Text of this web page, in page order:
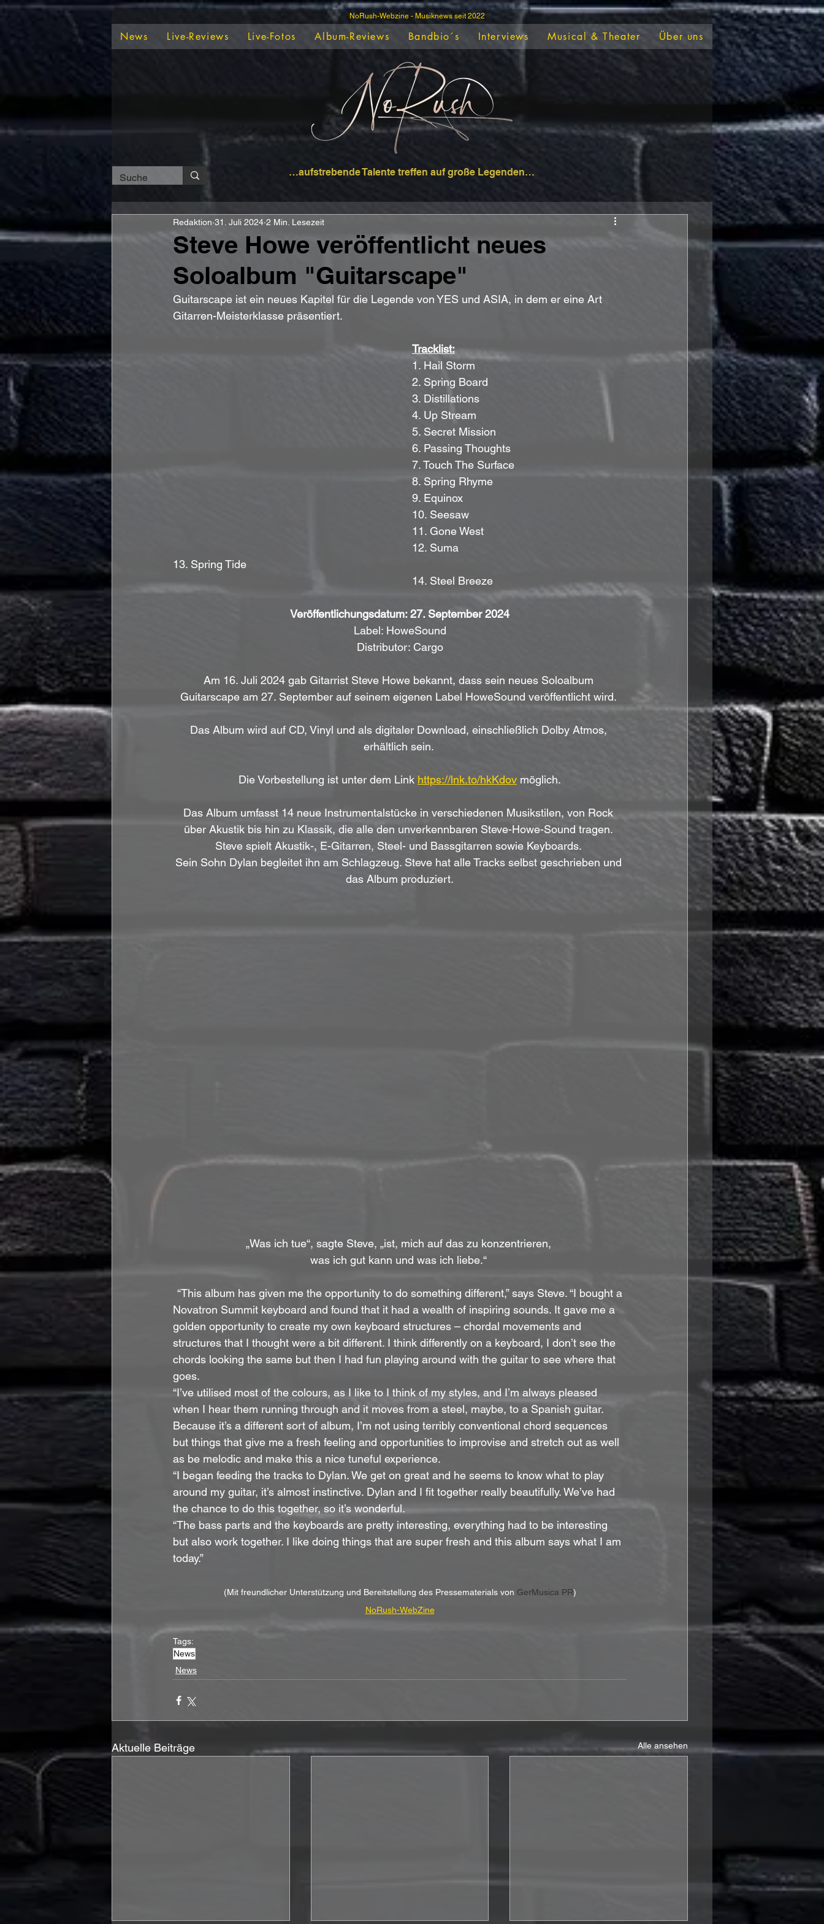
NoRush-Webzine - Musiknews seit 2022
News Live-Reviews Live-Fotos Album-Reviews Bandbio´s Interviews Musical & Theater Über uns
…aufstrebende Talente treffen auf große Legenden…
Steve Howe veröffentlicht neues
Soloalbum "Guitarscape"
Redaktion 31. Juli 2024 2 Min. Lesezeit
Guitarscape ist ein neues Kapitel für die Legende von YES und ASIA, in dem er eine Art
Gitarren-Meisterklasse präsentiert.
Tracklist:
1. Hail Storm
2. Spring Board
3. Distillations
4. Up Stream
5. Secret Mission
6. Passing Thoughts
7. Touch The Surface
8. Spring Rhyme
9. Equinox
10. Seesaw
11. Gone West
12. Suma
13. Spring Tide
									      14. Steel Breeze
Veröffentlichungsdatum: 27. September 2024
Label: HoweSound
Distributor: Cargo
Am 16. Juli 2024 gab Gitarrist Steve Howe bekannt, dass sein neues Soloalbum
Guitarscape am 27. September auf seinem eigenen Label HoweSound veröffentlicht wird.
Das Album wird auf CD, Vinyl und als digitaler Download, einschließlich Dolby Atmos,
erhältlich sein.
Die Vorbestellung ist unter dem Link https://lnk.to/hkKdov möglich.
Das Album umfasst 14 neue Instrumentalstücke in verschiedenen Musikstilen, von Rock
über Akustik bis hin zu Klassik, die alle den unverkennbaren Steve-Howe-Sound tragen.
Steve spielt Akustik-, E-Gitarren, Steel- und Bassgitarren sowie Keyboards.
Sein Sohn Dylan begleitet ihn am Schlagzeug. Steve hat alle Tracks selbst geschrieben und
das Album produziert.
„Was ich tue“, sagte Steve, „ist, mich auf das zu konzentrieren,
was ich gut kann und was ich liebe.“
“This album has given me the opportunity to do something different,” says Steve. “I bought a
Novatron Summit keyboard and found that it had a wealth of inspiring sounds. It gave me a
golden opportunity to create my own keyboard structures – chordal movements and
structures that I thought were a bit different. I think differently on a keyboard, I don’t see the
chords looking the same but then I had fun playing around with the guitar to see where that
goes.
“I’ve utilised most of the colours, as I like to I think of my styles, and I’m always pleased
when I hear them running through and it moves from a steel, maybe, to a Spanish guitar.
Because it’s a different sort of album, I’m not using terribly conventional chord sequences
but things that give me a fresh feeling and opportunities to improvise and stretch out as well
as be melodic and make this a nice tuneful experience.
“I began feeding the tracks to Dylan. We get on great and he seems to know what to play
around my guitar, it’s almost instinctive. Dylan and I fit together really beautifully. We’ve had
the chance to do this together, so it’s wonderful.
“The bass parts and the keyboards are pretty interesting, everything had to be interesting
but also work together. I like doing things that are super fresh and this album says what I am
today.”
(Mit freundlicher Unterstützung und Bereitstellung des Pressematerials von GerMusica PR)
NoRush-WebZine
Tags:
News
News
Aktuelle Beiträge Alle ansehen